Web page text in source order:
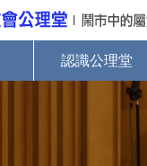
認識公理堂